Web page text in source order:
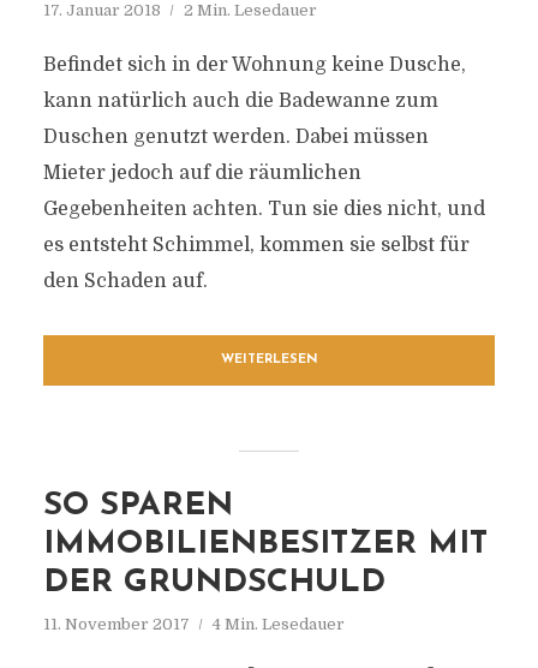
17. Januar 2018 2 Min. Lesedauer
Befindet sich in der Wohnung keine Dusche,
kann natürlich auch die Badewanne zum
Duschen genutzt werden. Dabei müssen
Mieter jedoch auf die räumlichen
Gegebenheiten achten. Tun sie dies nicht, und
es entsteht Schimmel, kommen sie selbst für
den Schaden auf.
WEITERLESEN
SO SPAREN
IMMOBILIENBESITZER MIT
DER GRUNDSCHULD
11. November 2017 4 Min. Lesedauer